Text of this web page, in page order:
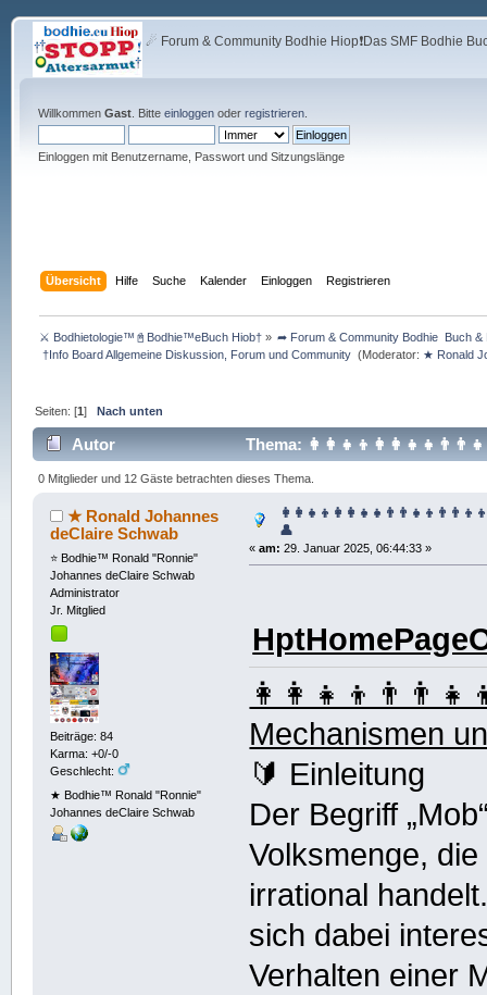
☄ Forum & Community Bodhie Hiop❗Das SMF Bodhie
Willkommen Gast. Bitte einloggenoder registrieren.
Einloggen mit Benutzername, Passwort und Sitzungslänge
Übersicht Hilfe Suche Kalender Einloggen Registrieren
⚔ Bodhietologie™📓Bodhie™eBuch Hiob† » ➦ Forum & Community Bodhie  Buch
†Info Board Allgemeine Diskussion, Forum und Community (Moderator: ★ Ronald
Seiten: [1]Nach unten
Autor Thema:
0 Mitglieder und 12 Gäste betrachten dieses Thema.
★ Ronald Johannes
deClaire Schwab
⭐️ Bodhie™ Ronald "Ronnie"
Johannes deClaire Schwab
Administrator
Jr. Mitglied
Beiträge: 84
Karma: +0/-0
Geschlecht:
★ Bodhie™ Ronald "Ronnie"
Johannes deClaire Schwab
👤
«am: 29. Januar 2025, 06:44:33 »
Mechanismen
🔰 Einleitung
Der Begriff
Volksmenge,
irrational
sich dabei
Verhalten einer